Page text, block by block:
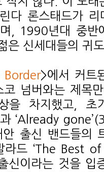
다 론스태드가 리
, 1990년대 중반
은 신세대들의 귀
>에서 커트
코 넘버와는 제목
을 차지했고, 초
‘Already
출신 밴드들의
라드 ‘The Best
신이라는 것을 입